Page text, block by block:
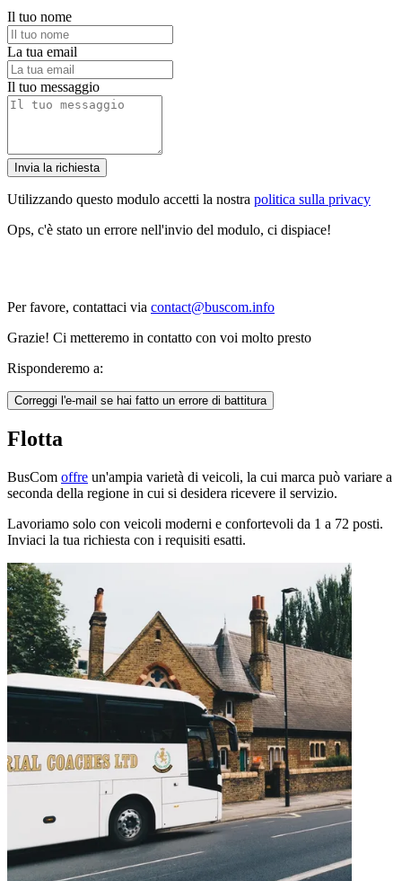
Il tuo nome
La tua email
Il tuo messaggio
Invia la richiesta
Utilizzando questo modulo accetti la nostra politica sulla privacy
Ops, c'è stato un errore nell'invio del modulo, ci dispiace!
Per favore, contattaci via contact@buscom.info
Grazie! Ci metteremo in contatto con voi molto presto
Risponderemo a:
Correggi l'e-mail se hai fatto un errore di battitura
Flotta
BusCom offre un'ampia varietà di veicoli, la cui marca può variare a
seconda della regione in cui si desidera ricevere il servizio.
Lavoriamo solo con veicoli moderni e confortevoli da 1 a 72 posti.
Inviaci la tua richiesta con i requisiti esatti.